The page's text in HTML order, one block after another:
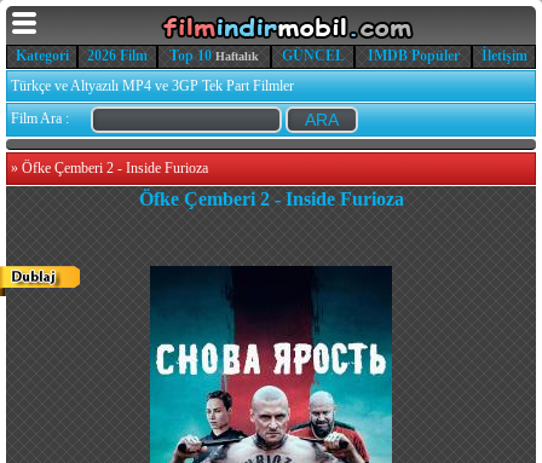
Kategori 2026 Film Top 10 Haftalık GÜNCEL IMDB Popüler
İletişim
Türkçe ve Altyazılı MP4 ve 3GP Tek Part Filmler
Film Ara :
» Öfke Çemberi 2 - Inside Furioza
Öfke Çemberi 2 - Inside Furioza